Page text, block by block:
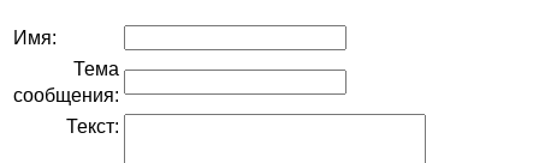
Имя:
Тема
сообщения:
Текст: